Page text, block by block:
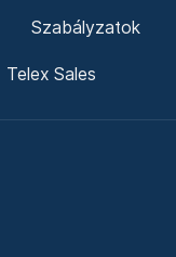
Szabályzatok
Telex Sales